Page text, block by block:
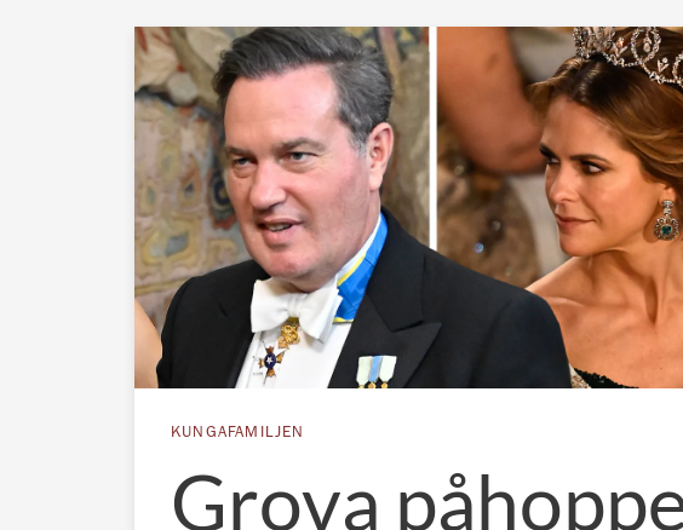
KUNGAFAMILJEN
Grova